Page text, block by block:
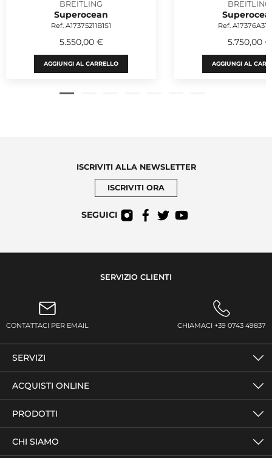
BREITLING
Superocean
Ref. A17375211B1S1
5.550,00 €
AGGIUNGI AL CARRELLO
BREITLING
Ref.
5.750,00 €
AGGIUNGI AL
ISCRIVITI ALLA NEWSLETTER
ISCRIVITI ORA
SEGUICI
SERVIZIO CLIENTI
CONTATTACI PER EMAIL CHIAMACI +39 0743 49837
SERVIZI
ACQUISTI ONLINE
PRODOTTI
CHI SIAMO